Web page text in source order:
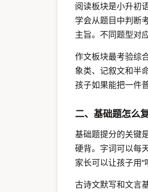
阅读板块是小升初
学会从题目中判断
主旨。不同题型对
作文板块最考验综
象类、记叙文和半
孩子如果能把一件
二、基础题怎么
基础题提分的关键
硬背。字词可以每
家长可以让孩子用
古诗文默写和文言